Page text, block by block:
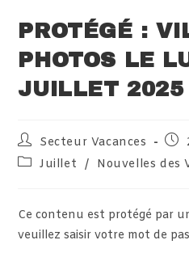
PROTÉGÉ :
PHOTOS LE
JUILLET 2025
Auteur/autrice
de
la
Secteur Vacances
PostJuillet / Nouvelles des
Ce contenu est protégé par
veuillez saisir votre mot de